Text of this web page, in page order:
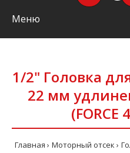
Меню
1/2" Головка
22 мм
(FORCE
Главная Моторный отсек